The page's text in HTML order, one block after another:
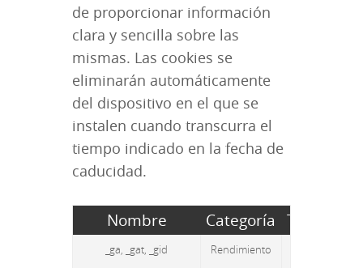
de proporcionar información
clara y sencilla sobre las
mismas. Las cookies se
eliminarán automáticamente
del dispositivo en el que se
instalen cuando transcurra el
tiempo indicado en la fecha de
caducidad.
Nombre Categoría Terceros
_ga, _gat, _gid Rendimiento